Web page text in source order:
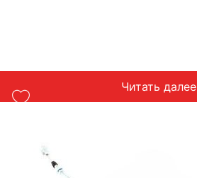
Читать далее